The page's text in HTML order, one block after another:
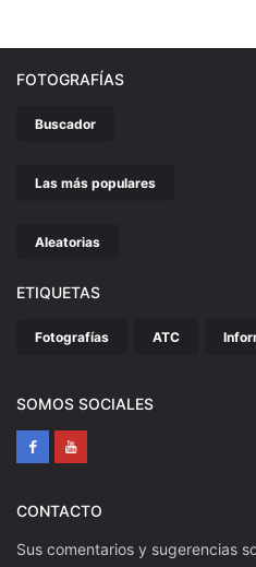
FOTOGRAFÍAS
Buscador
Las más populares
Aleatorias
ETIQUETAS
Fotografías ATC
SOMOS SOCIALES
CONTACTO
Sus comentarios y sugerencias